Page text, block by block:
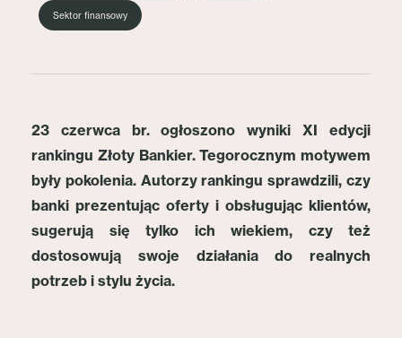
Sektor finansowy
23 czerwca br. ogłoszono wyniki XI edycji
rankingu Złoty Bankier. Tegorocznym motywem
były pokolenia. Autorzy rankingu sprawdzili, czy
banki prezentując oferty i obsługując klientów,
sugerują się tylko ich wiekiem, czy też
dostosowują swoje działania do realnych
potrzeb i stylu życia.